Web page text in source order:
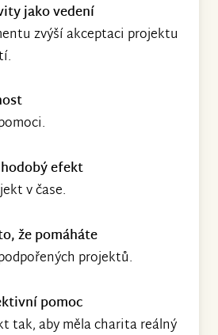
jako vedení
zvýší akceptaci projektu
efekt
v čase.
že pomáháte
projektů.
pomoc
tak, aby měla charita reálný